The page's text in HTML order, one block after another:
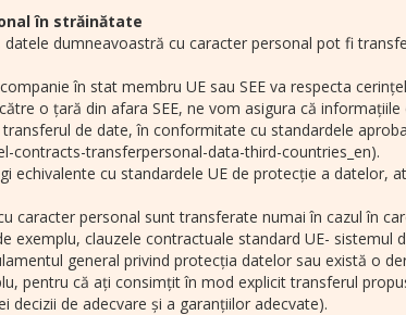
în străinătate
dumneavoastră cu caracter personal pot fi
în stat membru UE sau SEE va respecta
o țară din afara SEE, ne vom asigura că
de date, în conformitate cu standardele
transferpersonal-data-third-countries_en).
echivalente cu standardele UE de protecție a
caracter personal sunt transferate numai în cazul în
exemplu, clauzele contractuale standard UE-
general privind protecția datelor sau există o
pentru că ați consimțit în mod explicit transferul
decizii de adecvare și a garanțiilor adecvate).